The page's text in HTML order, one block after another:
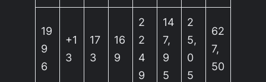
19
9
6
+1
3
17
3
16
9
2
2
4
9
14
7,
9
5
2
5,
0
5
62
7,
50